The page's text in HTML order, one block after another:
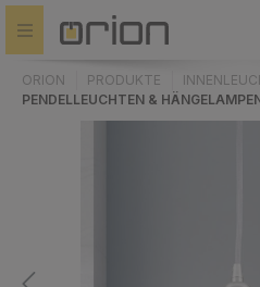
springen
ORION PRODUKTE
PENDELLEUCHTEN &